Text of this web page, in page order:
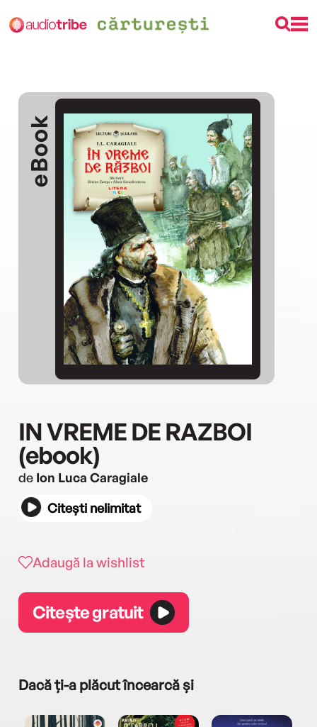
eBook
IN VREME DE RAZBOI
(ebook)
de Ion Luca Caragiale
Citești nelimitat
Adaugă la wishlist
Citește gratuit
Dacă ți-a plăcut încearcă și